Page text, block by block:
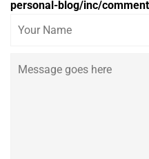
personal-blog/inc/